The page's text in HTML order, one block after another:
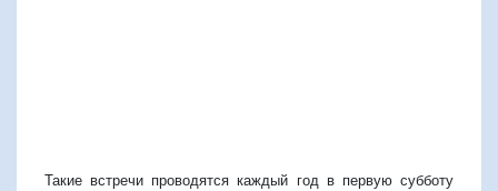
Такие встречи проводятся каждый год в первую субботу